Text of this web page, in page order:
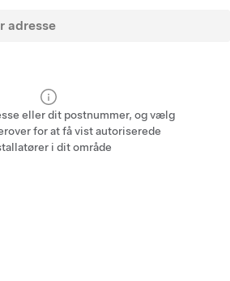
eller dit postnummer, og vælg
for at få vist autoriserede
i dit område